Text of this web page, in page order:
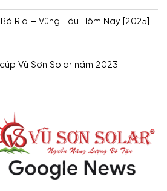
Rịa – Vũng Tàu Hôm Nay [2025]
Vũ Sơn Solar năm 2023